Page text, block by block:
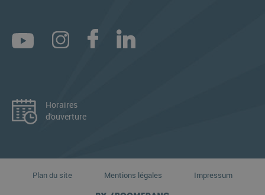
Horaires
d'ouverture
Plan du site Mentions légales Impressum